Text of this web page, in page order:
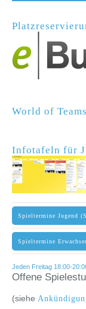
World of
Infotafeln für
Spieltermine Jugend
Spieltermine
Jeden Freitag 18:00-
Offene
(siehe